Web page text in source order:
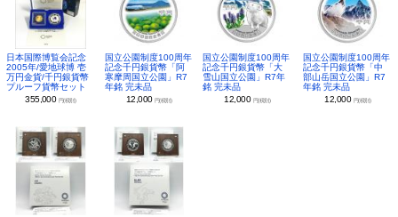
日本国際博覧会記念
2005年/愛地球博 壱
万円金貨/千円銀貨幣
プルーフ貨幣セット
355,000 円(税別)
国立公園制度100周年
記念千円銀貨幣「阿
寒摩周国立公園」R7
年銘 完未品
12,000 円(税別)
国立公園制度100周年
記念千円銀貨幣「大
雪山国立公園」R7年
銘 完未品
12,000 円(税別)
国立公園制度100周年
記念千円銀貨幣「中
部山岳国立公園」R7
年銘 完未品
12,000 円(税別)